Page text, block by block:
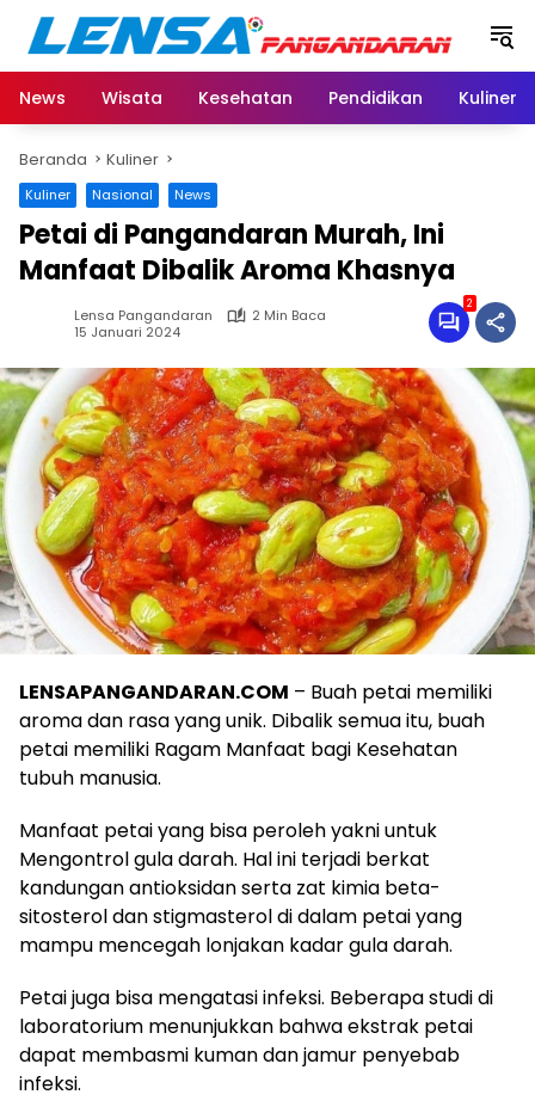
Langsung
konten
News
Wisata Kesehatan Pendidikan Kuliner
Beranda Kuliner
Kuliner Nasional News
Petai di Pangandaran Murah, Ini
Manfaat Dibalik Aroma Khasnya
Lensa Pangandaran
2 Min Baca
15 Januari 2024
2
LENSAPANGANDARAN.COM – Buah petai memiliki
aroma dan rasa yang unik. Dibalik semua itu, buah
petai memiliki Ragam Manfaat bagi Kesehatan
tubuh manusia.
Manfaat petai yang bisa peroleh yakni untuk
Mengontrol gula darah. Hal ini terjadi berkat
kandungan antioksidan serta zat kimia beta-
sitosterol dan stigmasterol di dalam petai yang
mampu mencegah lonjakan kadar gula darah.
Petai juga bisa mengatasi infeksi. Beberapa studi di
laboratorium menunjukkan bahwa ekstrak petai
dapat membasmi kuman dan jamur penyebab
infeksi.